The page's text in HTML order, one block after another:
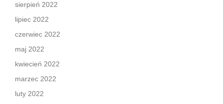
sierpień 2022
lipiec 2022
czerwiec 2022
maj 2022
kwiecień 2022
marzec 2022
luty 2022